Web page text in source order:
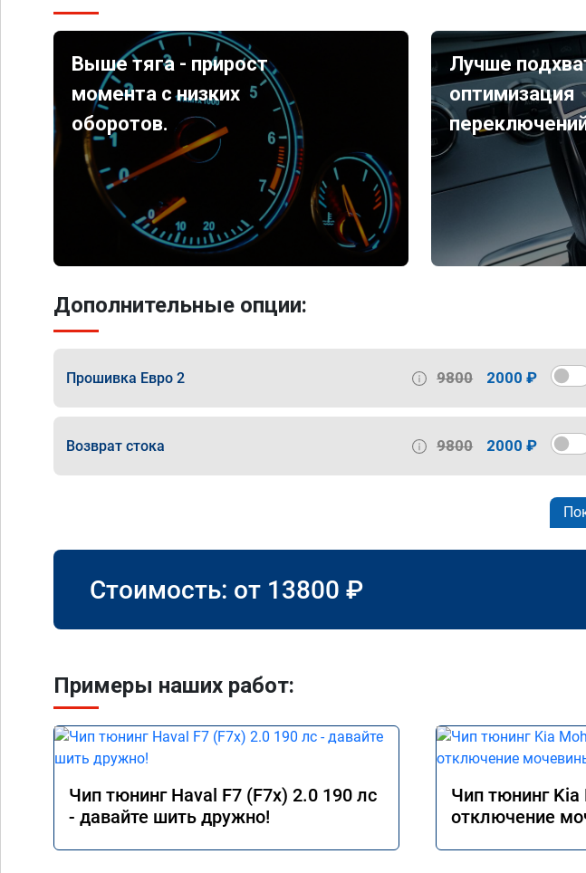
Выше тяга - прирост
момента с низких
оборотов.
Лучше
оптимизация
Дополнительные опции:
Прошивка Евро 2 9800 2000 ₽
Возврат стока 9800 2000 ₽
Стоимость: от 13800 ₽
Примеры наших работ:
Чип тюнинг Haval F7 (F7x) 2.0 190 лс
- давайте шить дружно!
Чип тюнинг Kia
отключение